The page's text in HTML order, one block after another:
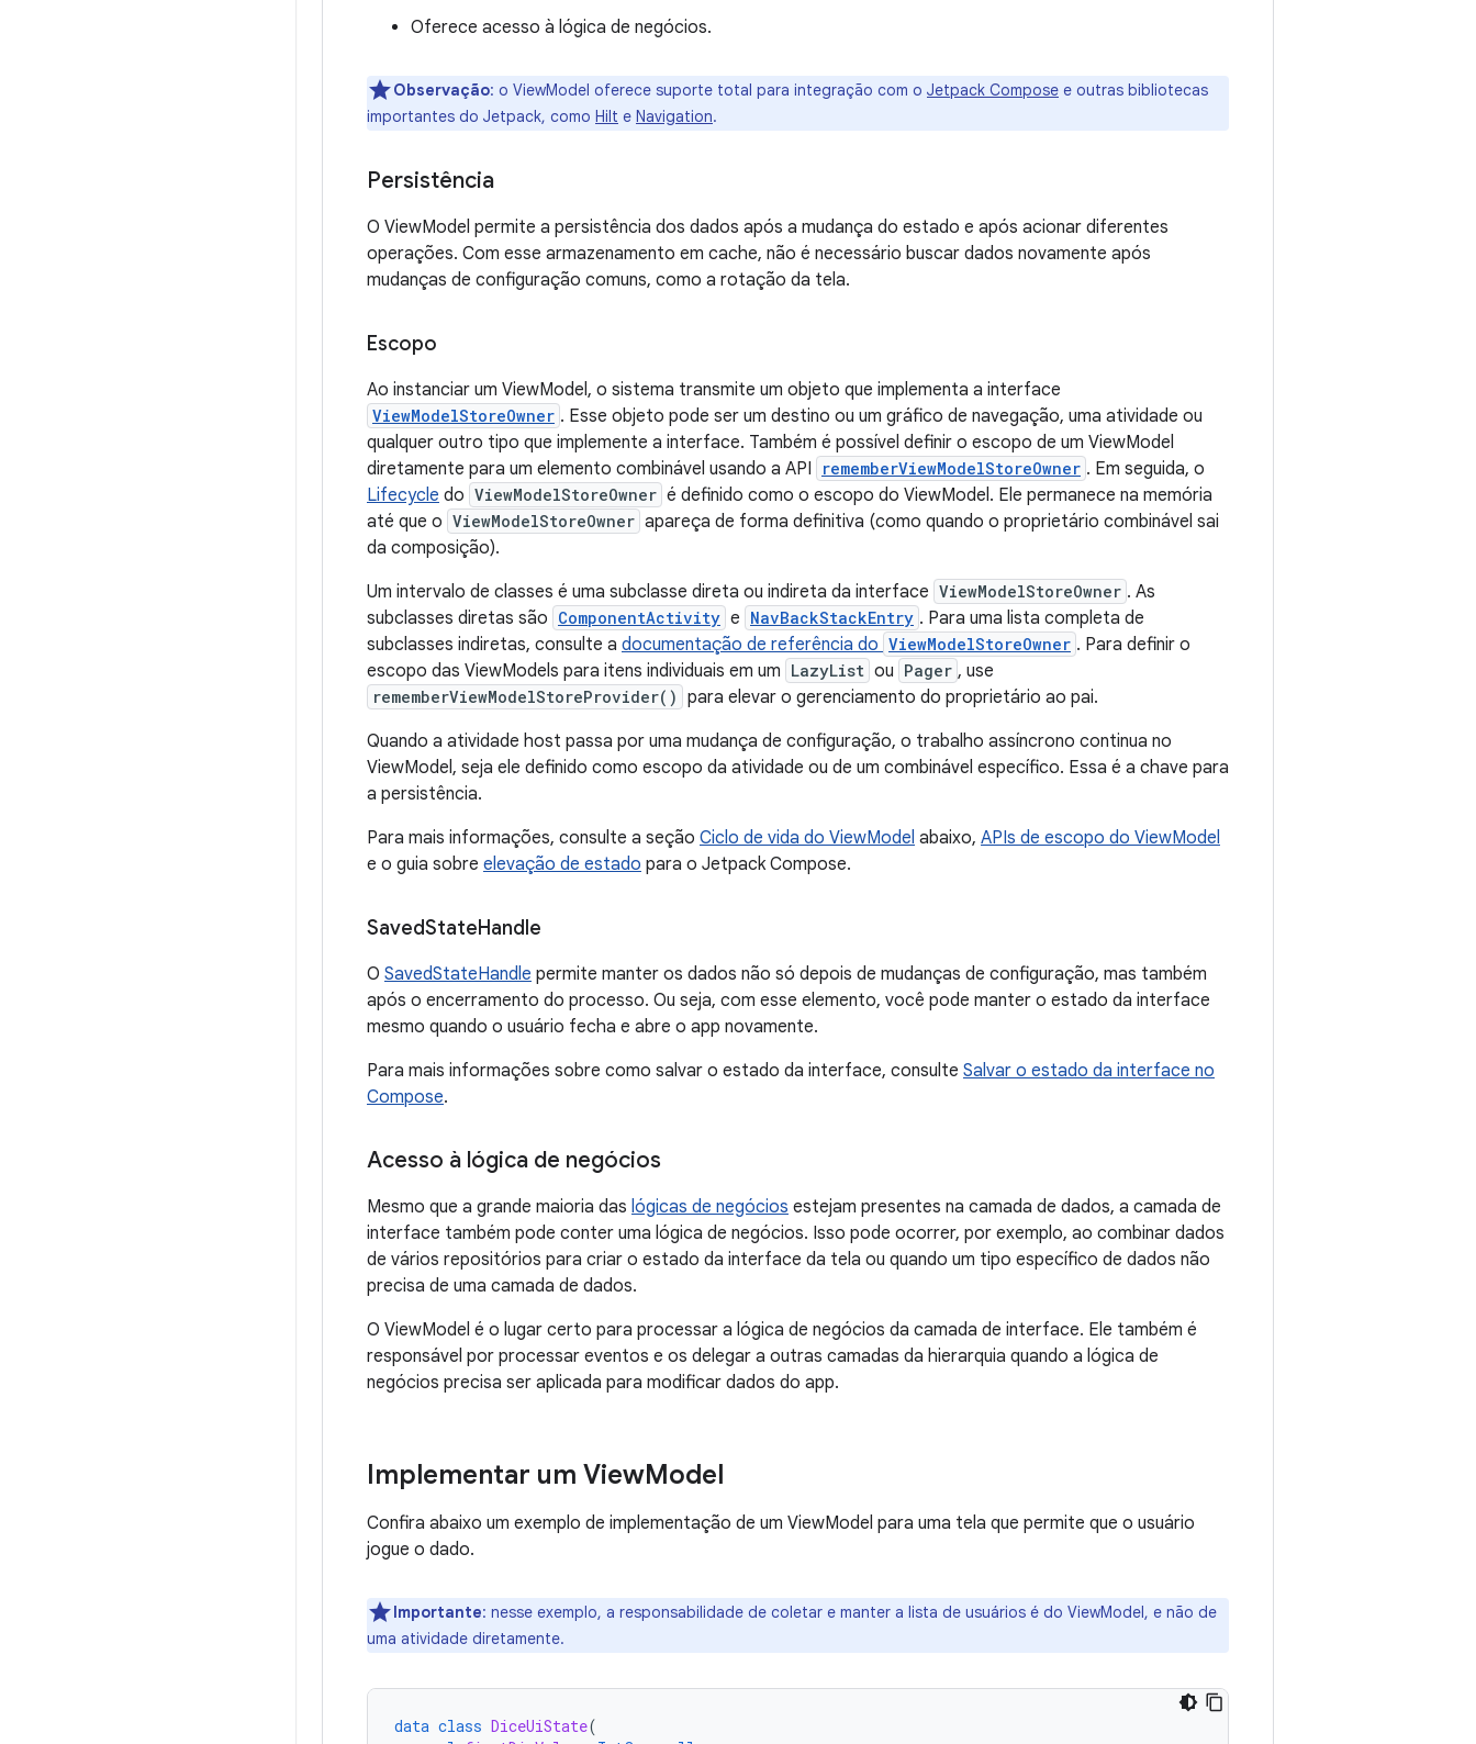
Oferece acesso à lógica de negócios.
Observação: o ViewModel oferece suporte total para integração com o Jetpack Compose e outras bibliotecas
importantes do Jetpack, como Hilt e Navigation.
Persistência
O ViewModel permite a persistência dos dados após a mudança do estado e após acionar diferentes
operações. Com esse armazenamento em cache, não é necessário buscar dados novamente após
mudanças de configuração comuns, como a rotação da tela.
Escopo
Ao instanciar um ViewModel, o sistema transmite um objeto que implementa a interface
ViewModelStoreOwner . Esse objeto pode ser um destino ou um gráfico de navegação, uma atividade ou
qualquer outro tipo que implemente a interface. Também é possível definir o escopo de um ViewModel
diretamente para um elemento combinável usando a API
rememberViewModelStoreOwner . Em seguida, o
Lifecycle do ViewModelStoreOwner é definido como o escopo do ViewModel. Ele permanece na memória
até que o ViewModelStoreOwner apareça de forma definitiva (como quando o proprietário combinável sai
da composição).
Um intervalo de classes é uma subclasse direta ou indireta da interface ViewModelStoreOwner . As
subclasses diretas são ComponentActivity e NavBackStackEntry . Para uma lista completa de
subclasses indiretas, consulte a documentação de referência do ViewModelStoreOwner . Para definir o
escopo das ViewModels para itens individuais em um LazyList ou Pager , use
rememberViewModelStoreProvider() para elevar o gerenciamento do proprietário ao pai.
Quando a atividade host passa por uma mudança de configuração, o trabalho assíncrono continua no
ViewModel, seja ele definido como escopo da atividade ou de um combinável específico. Essa é a chave para
a persistência.
Para mais informações, consulte a seção Ciclo de vida do ViewModel abaixo, APIs de escopo do ViewModel
e o guia sobre elevação de estado para o Jetpack Compose.
SavedStateHandle
O SavedStateHandle permite manter os dados não só depois de mudanças de configuração, mas também
após o encerramento do processo. Ou seja, com esse elemento, você pode manter o estado da interface
mesmo quando o usuário fecha e abre o app novamente.
Para mais informações sobre como salvar o estado da interface, consulte Salvar o estado da interface no
Compose.
Acesso à lógica de negócios
Mesmo que a grande maioria das lógicas de negócios estejam presentes na camada de dados, a camada de
interface também pode conter uma lógica de negócios. Isso pode ocorrer, por exemplo, ao combinar dados
de vários repositórios para criar o estado da interface da tela ou quando um tipo específico de dados não
precisa de uma camada de dados.
O ViewModel é o lugar certo para processar a lógica de negócios da camada de interface. Ele também é
responsável por processar eventos e os delegar a outras camadas da hierarquia quando a lógica de
negócios precisa ser aplicada para modificar dados do app.
Implementar um ViewModel
Confira abaixo um exemplo de implementação de um ViewModel para uma tela que permite que o usuário
jogue o dado.
Importante: nesse exemplo, a responsabilidade de coletar e manter a lista de usuários é do ViewModel, e não de
uma atividade diretamente.
data class DiceUiState(